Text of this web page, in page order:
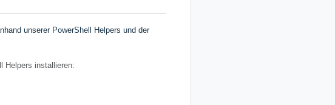
unserer PowerShell Helpers und der
Helpers installieren: